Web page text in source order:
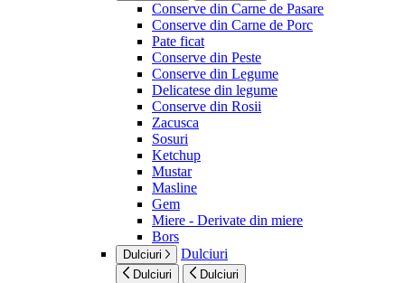
Conserve din Carne de Pasare
Conserve din Carne de Porc
Pate ficat
Conserve din Peste
Conserve din Legume
Delicatese din legume
Conserve din Rosii
Zacusca
Sosuri
Ketchup
Mustar
Masline
Gem
Miere - Derivate din miere
Bors
Dulciuri Dulciuri
Dulciuri Dulciuri